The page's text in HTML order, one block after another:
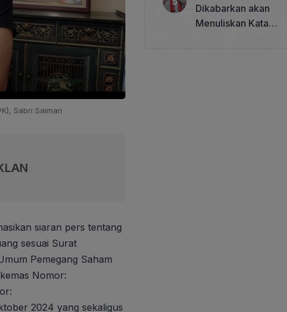
Sabri Saiman
siaran pers tentang
sesuai Surat
Pemegang Saham
Nomor:
2024 yang sekaligus
Dikabarkan akan
Menuliskan Kata